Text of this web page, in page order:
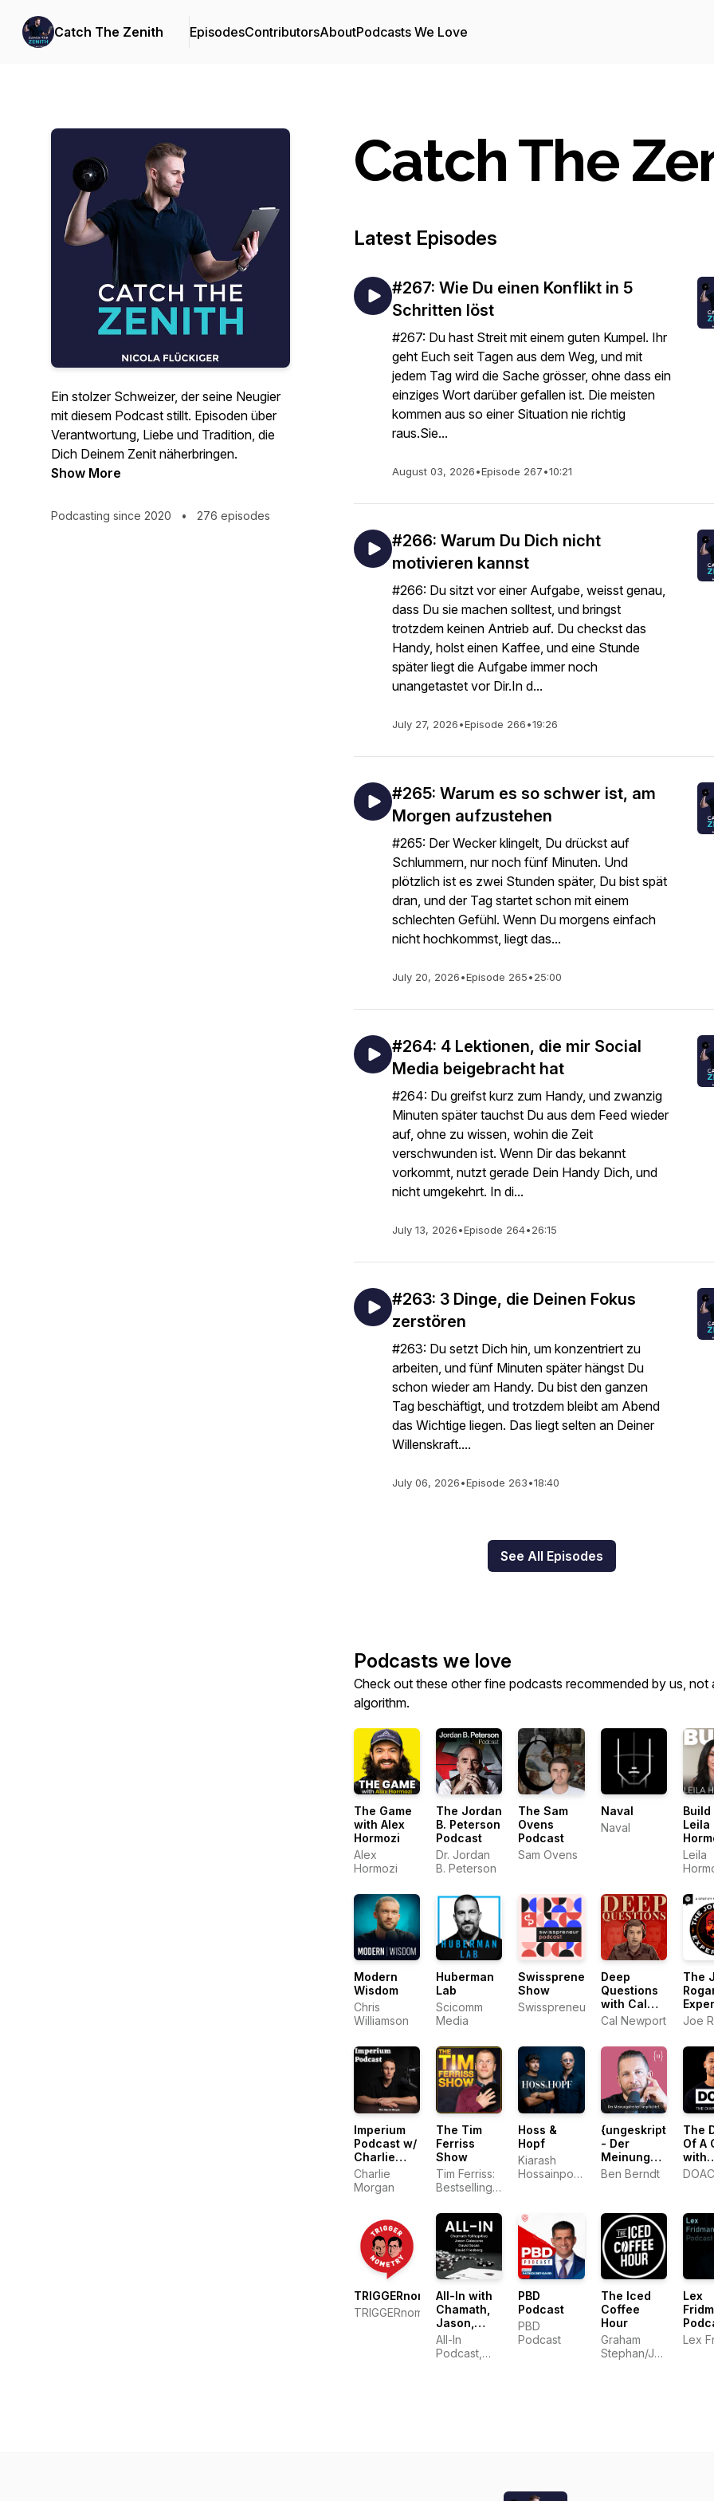
Catch The Zenith EpisodesContributorsAboutPodcasts We Love
Ein stolzer Schweizer, der seine Neugier
mit diesem Podcast stillt. Episoden über
Verantwortung, Liebe und Tradition, die
Dich Deinem Zenit näherbringen.
Show More
Podcasting since 2020 • 276 episodes
Catch The
Latest Episodes
#267: Wie Du einen Konflikt in 5
Schritten löst
#267: Du hast Streit mit einem guten Kumpel. Ihr
geht Euch seit Tagen aus dem Weg, und mit
jedem Tag wird die Sache grösser, ohne dass ein
einziges Wort darüber gefallen ist. Die meisten
kommen aus so einer Situation nie richtig
raus.Sie...
August 03, 2026•Episode 267•10:21
#266: Warum Du Dich nicht
motivieren kannst
#266: Du sitzt vor einer Aufgabe, weisst genau,
dass Du sie machen solltest, und bringst
trotzdem keinen Antrieb auf. Du checkst das
Handy, holst einen Kaffee, und eine Stunde
später liegt die Aufgabe immer noch
unangetastet vor Dir.In d...
July 27, 2026•Episode 266•19:26
#265: Warum es so schwer ist, am
Morgen aufzustehen
#265: Der Wecker klingelt, Du drückst auf
Schlummern, nur noch fünf Minuten. Und
plötzlich ist es zwei Stunden später, Du bist spät
dran, und der Tag startet schon mit einem
schlechten Gefühl. Wenn Du morgens einfach
nicht hochkommst, liegt das...
July 20, 2026•Episode 265•25:00
#264: 4 Lektionen, die mir Social
Media beigebracht hat
#264: Du greifst kurz zum Handy, und zwanzig
Minuten später tauchst Du aus dem Feed wieder
auf, ohne zu wissen, wohin die Zeit
verschwunden ist. Wenn Dir das bekannt
vorkommt, nutzt gerade Dein Handy Dich, und
nicht umgekehrt. In di...
July 13, 2026•Episode 264•26:15
#263: 3 Dinge, die Deinen Fokus
zerstören
#263: Du setzt Dich hin, um konzentriert zu
arbeiten, und fünf Minuten später hängst Du
schon wieder am Handy. Du bist den ganzen
Tag beschäftigt, und trotzdem bleibt am Abend
das Wichtige liegen. Das liegt selten an Deiner
Willenskraft....
July 06, 2026•Episode 263•18:40
See All Episodes
Podcasts we love
Check out these other fine podcasts recommended by us, not
algorithm.
The Game
with Alex
Hormozi
Alex
Hormozi
The Jordan
B. Peterson
Podcast
Dr. Jordan
B. Peterson
The Sam
Ovens
Podcast
Sam Ovens
Naval
Naval
Leila
Leila
Modern
Wisdom
Chris
Williamson
Huberman
Lab
Scicomm
Media
Swisspreneur
Show
Swisspreneur
Deep
Questions
with Cal
Newport
Cal Newport
The
Joe
Imperium
Podcast w/
Charlie
Morgan
Charlie
Morgan
The Tim
Ferriss
Show
Tim Ferriss:
Bestselling
Human
Guinea Pig
Hoss &
Hopf
Kiarash
Hossainpour,
{ungeskriptet}
- Der
Meinungsfreiheit
verpflichtet.
Ben Berndt
The
Of A
with
DOAC
TRIGGERnometry
TRIGGERnometry
All-In with
Chamath,
Jason,
Sacks &
Friedberg
All-In
Podcast,
PBD
Podcast
PBD
Podcast
The Iced
Coffee
Hour
Graham
Stephan/Jack
Lex
Lex